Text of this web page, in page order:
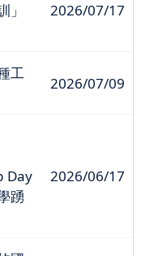
2026/07/17
工
2026/07/09
Day
踴
2026/06/17